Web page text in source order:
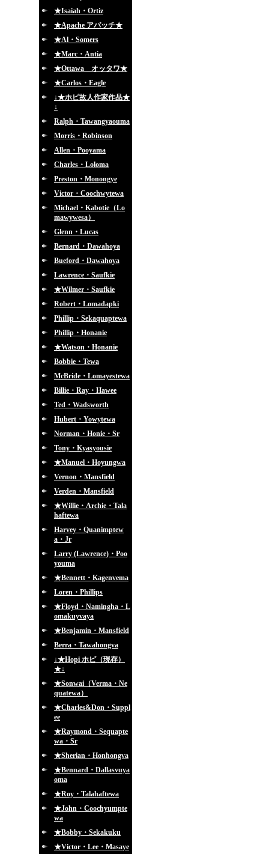
★Isaiah・Ortiz
★Apache アパッチ★
★Al・Somers
★Marc・Antia
★Ottawa オッタワ★
★Carlos・Eagle
↓★ホピ故人作家作品★
↓
Ralph・Tawangyaouma
Morris・Robinson
Allen・Pooyama
Charles・Loloma
Preston・Monongye
Victor・Coochwytewa
Michael・Kabotie（Lo
mawywesa）
Glenn・Lucas
Bernard・Dawahoya
Bueford・Dawahoya
Lawrence・Saufkie
★Wilmer・Saufkie
Robert・Lomadapki
Phillip・Sekaquaptewa
Phillip・Honanie
★Watson・Honanie
Bobbie・Tewa
McBride・Lomayestewa
Billie・Ray・Hawee
Ted・Wadsworth
Hubert・Yowytewa
Norman・Honie・Sr
Tony・Kyasyousie
★Manuel・Hoyungwa
Vernon・Mansfield
Verden・Mansfield
★Willie・Archie・Tala
haftewa
Harvey・Quanimptew
a・Jr
Larry (Lawrence)・Poo
youma
★Bennett・Kagenvema
Loren・Phillips
★Floyd・Namingha・L
omakuyvaya
★Benjamin・Mansfield
Berra・Tawahongva
↓★Hopi ホピ（現存）
★↓
★Sonwai（Verma・Ne
quatewa）
★Charles&Don・Suppl
ee
★Raymond・Sequapte
wa・Sr
★Sherian・Honhongva
★Bennard・Dallasvuya
oma
★Roy・Talahaftewa
★John・Coochyumpte
wa
★Bobby・Sekakuku
★Victor・Lee・Masaye